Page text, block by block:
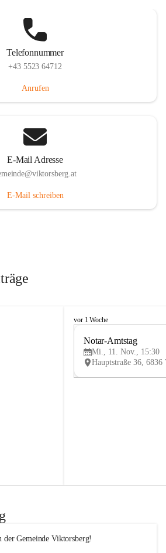
Telefonnummer
+43 5523 64712
Anrufen
E-Mail Adresse
E-Mail schreiben
V
vor 1 Woche
Notar-Amtstag
Mi., 11. Nov., 15:30
Gemeinde Viktorsberg!